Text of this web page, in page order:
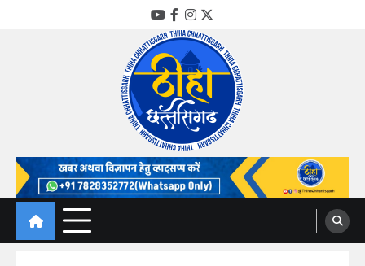
YouTube
Facebook
Instagram
Twitter
Thiha Chhattisgarh
गोठ जन-जन के